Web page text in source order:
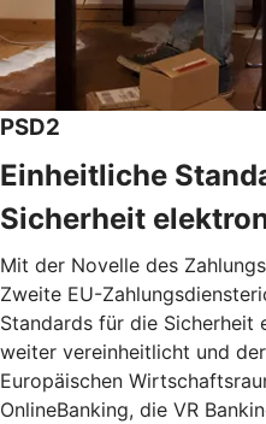
PSD2
Einheitliche
Sicherheit
Mit der Novelle des
Zweite EU-
Standards für die Sicherheit
weiter vereinheitlicht und
Europäischen
OnlineBanking, die VR